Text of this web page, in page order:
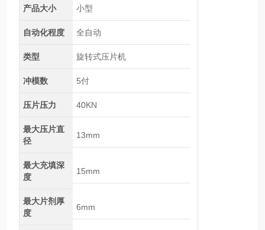
产品大小 小型
自动化程度 全自动
类型 旋转式压片机
冲模数 5付
压片压力 40KN
最大压片直
径
13mm
最大充填深
度
15mm
最大片剂厚
度
6mm